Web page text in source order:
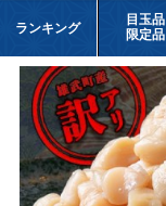
ランキング
目玉品
限定品